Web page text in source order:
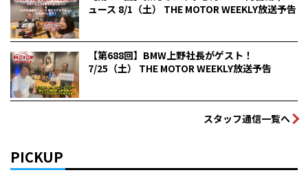
ュース 8/1（土） THE MOTOR WEEKLY放送予告
【第688回】BMW上野社長がゲスト！
7/25（土） THE MOTOR WEEKLY放送予告
スタッフ通信一覧へ
PICKUP